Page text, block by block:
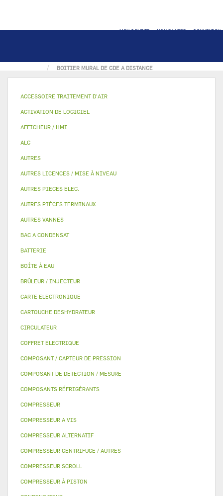
MON COMPTE MON PANIER CONNEXION
BOITIER MURAL DE CDE A DISTANCE
ACCESSOIRE TRAITEMENT D’AIR
ACTIVATION DE LOGICIEL
AFFICHEUR / HMI
ALC
AUTRES
AUTRES LICENCES / MISE À NIVEAU
AUTRES PIECES ELEC.
AUTRES PIÈCES TERMINAUX
AUTRES VANNES
BAC A CONDENSAT
BATTERIE
BOÎTE À EAU
BRÛLEUR / INJECTEUR
CARTE ELECTRONIQUE
CARTOUCHE DESHYDRATEUR
CIRCULATEUR
COFFRET ELECTRIQUE
COMPOSANT / CAPTEUR DE PRESSION
COMPOSANT DE DETECTION / MESURE
COMPOSANTS RÉFRIGÉRANTS
COMPRESSEUR
COMPRESSEUR A VIS
COMPRESSEUR ALTERNATIF
COMPRESSEUR CENTRIFUGE / AUTRES
COMPRESSEUR SCROLL
COMPRESSEUR À PISTON